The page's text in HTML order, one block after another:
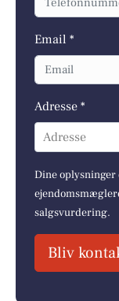
Email *
Adresse *
Adresse
Dine oplysninger
salgsvurdering.
Bliv